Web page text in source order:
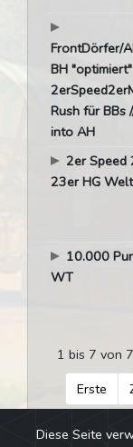
FrontDörfer/
BH
Rush für BBs
into AH
2er Speed
23er HG
10.000
WT
1 bis 7 von
Erste
Diese Seite